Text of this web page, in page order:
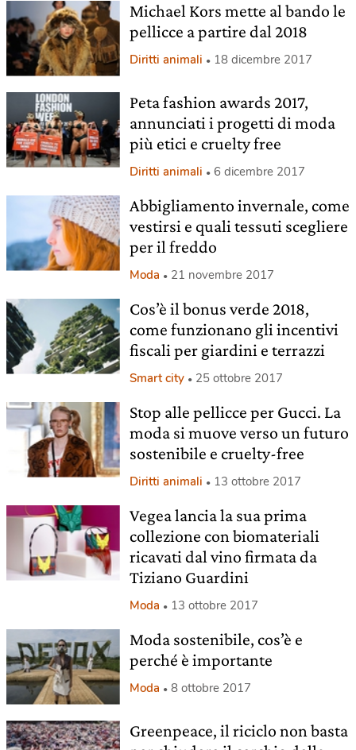
Michael Kors mette al bando le
pellicce a partire dal 2018
Diritti animali 18 dicembre 2017
Peta fashion awards 2017,
annunciati i progetti di moda
più etici e cruelty free
Diritti animali 6 dicembre 2017
Abbigliamento invernale, come
vestirsi e quali tessuti scegliere
per il freddo
Moda 21 novembre 2017
Cos’è il bonus verde 2018,
come funzionano gli incentivi
fiscali per giardini e terrazzi
Smart city 25 ottobre 2017
Stop alle pellicce per Gucci. La
moda si muove verso un futuro
sostenibile e cruelty-free
Diritti animali 13 ottobre 2017
Vegea lancia la sua prima
collezione con biomateriali
ricavati dal vino firmata da
Tiziano Guardini
Moda 13 ottobre 2017
Moda sostenibile, cos’è e
perché è importante
Moda 8 ottobre 2017
Greenpeace, il riciclo non basta